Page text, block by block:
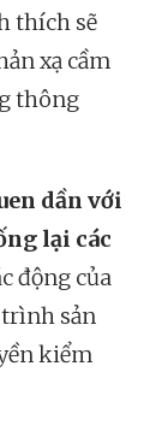
thích sẽ
xạ cầm
thông
dần với
lại các
động của
sản
kiểm